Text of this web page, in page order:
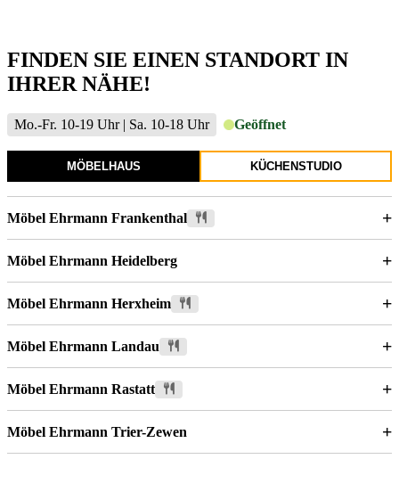
FINDEN SIE EINEN STANDORT IN
IHRER NÄHE!
Mo.-Fr. 10-19 Uhr | Sa. 10-18 Uhr Geöffnet
MÖBELHAUS KÜCHENSTUDIO
Möbel Ehrmann Frankenthal +
Möbel Ehrmann Heidelberg +
Möbel Ehrmann Herxheim +
Möbel Ehrmann Landau +
Möbel Ehrmann Rastatt +
Möbel Ehrmann Trier-Zewen +